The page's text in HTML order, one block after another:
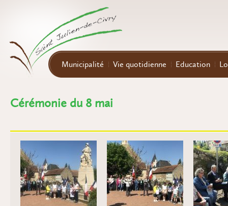
Municipalité Vie quotidienne Education
Cérémonie du 8 mai